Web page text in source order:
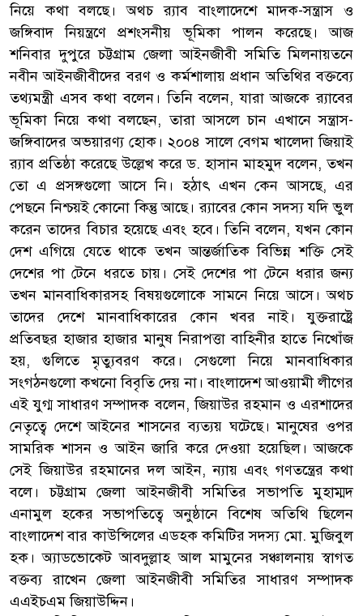
নিয়ে কথা বলছে। অথচ র‌্যাব বাংলাদেশে মাদক-সন্ত্রাস ও
জঙ্গিবাদ নিয়ন্ত্রণে প্রশংসনীয় ভূমিকা পালন করেছে। আজ
শনিবার দুপুরে চট্টগ্রাম জেলা আইনজীবী সমিতি মিলনায়তনে
নবীন আইনজীবীদের বরণ ও কর্মশালায় প্রধান অতিথির বক্তব্যে
তথ্যমন্ত্রী এসব কথা বলেন। তিনি বলেন, যারা আজকে র‌্যাবের
ভূমিকা নিয়ে কথা বলছেন, তারা আসলে চান এখানে সন্ত্রাস-
জঙ্গিবাদের অভয়ারণ্য হোক। ২০০৪ সালে বেগম খালেদা জিয়াই
র‌্যাব প্রতিষ্ঠা করেছে উল্লেখ করে ড. হাসান মাহমুদ বলেন, তখন
তো এ প্রসঙ্গগুলো আসে নি। হঠাৎ এখন কেন আসছে, এর
পেছনে নিশ্চয়ই কোনো কিন্তু আছে। র‌্যাবের কোন সদস্য যদি ভুল
করেন তাদের বিচার হয়েছে এবং হবে। তিনি বলেন, যখন কোন
দেশ এগিয়ে যেতে থাকে তখন আন্তর্জাতিক বিভিন্ন শক্তি সেই
দেশের পা টেনে ধরতে চায়। সেই দেশের পা টেনে ধরার জন্য
তখন মানবাধিকারসহ বিষয়গুলোকে সামনে নিয়ে আসে। অথচ
তাদের দেশে মানবাধিকারের কোন খবর নাই। যুক্তরাষ্ট্রে
প্রতিবছর হাজার হাজার মানুষ নিরাপত্তা বাহিনীর হাতে নিখোঁজ
হয়, গুলিতে মৃত্যুবরণ করে। সেগুলো নিয়ে মানবাধিকার
সংগঠনগুলো কখনো বিবৃতি দেয় না। বাংলাদেশ আওয়ামী লীগের
এই যুগ্ম সাধারণ সম্পাদক বলেন, জিয়াউর রহমান ও এরশাদের
নেতৃত্বে দেশে আইনের শাসনের ব্যত্যয় ঘটেছে। মানুষের ওপর
সামরিক শাসন ও আইন জারি করে দেওয়া হয়েছিল। আজকে
সেই জিয়াউর রহমানের দল আইন, ন্যায় এবং গণতন্ত্রের কথা
বলে। চট্টগ্রাম জেলা আইনজীবী সমিতির সভাপতি মুহাম্মদ
এনামুল হকের সভাপতিত্বে অনুষ্ঠানে বিশেষ অতিথি ছিলেন
বাংলাদেশ বার কাউন্সিলের এডহক কমিটির সদস্য মো. মুজিবুল
হক। অ্যাডভোকেট আবদুল্লাহ আল মামুনের সঞ্চালনায় স্বাগত
বক্তব্য রাখেন জেলা আইনজীবী সমিতির সাধারণ সম্পাদক
এএইচএম জিয়াউদ্দিন।